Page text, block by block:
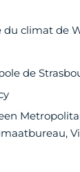
du climat de
de